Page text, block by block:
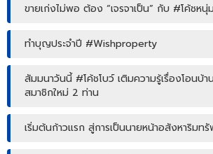
ขายเก่งไม่พอ ต้อง “เจรจาเป็น” กับ #โค้ชหนุ่ม
ทำบุญประจำปี #Wishproperty
สัมมนาวันนี้ #โค้ชโบว์ เติมความรู้เรื่องโอนบ้าน พร้อมต้อนรับ
สมาชิกใหม่ 2 ท่าน
เริ่มต้นก้าวแรก สู่การเป็นนายหน้าอสังหาริมท